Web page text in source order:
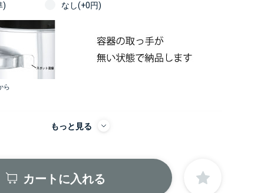
) なし(+0円)
ら
ズルをつける
円)
3/8’(+22440円)
1/2’(+22440円)
ソケット
ソケット
もっと見る
カートに入れる